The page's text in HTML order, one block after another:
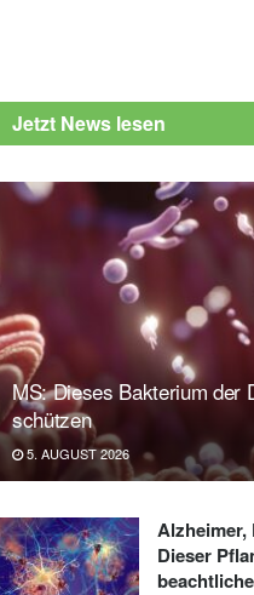
Jetzt News lesen
MS: Dieses Bakterium der
schützen
5. AUGUST 2026
Alzheimer,
Dieser